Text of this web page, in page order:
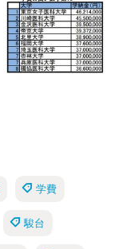
学費
駿台